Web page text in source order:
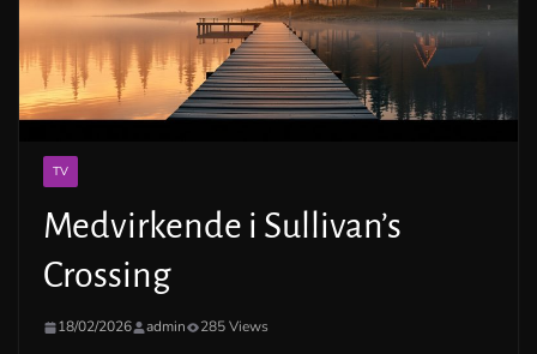
TV
Medvirkende i Sullivan’s
Crossing
18/02/2026 admin 285 Views